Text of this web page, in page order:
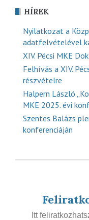
HÍREK
Nyilatkozat a
adatfelvételével
XIV. Pécsi MKE
Felhívás a XIV.
részvételre
Halpern László
MKE 2025. évi
Szentes Balázs
konferenciáján
Itt